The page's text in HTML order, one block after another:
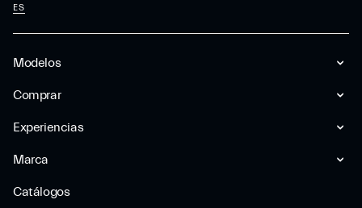
Modelos
Comprar
Experiencias
Marca
Catálogos
ES